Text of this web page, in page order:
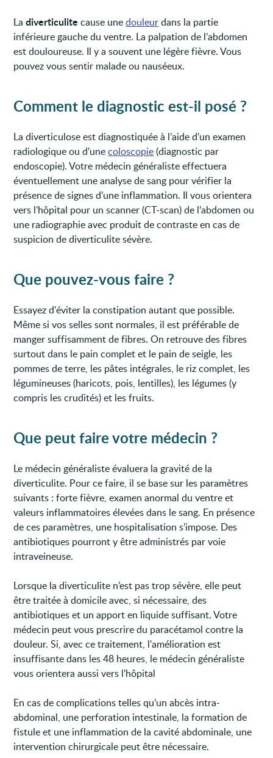
Ladiverticulite cause unedouleurdans la partie
inférieure gauche du ventre. La palpation de l’abdomen
est douloureuse. Il y a souvent une légère fièvre. Vous
pouvez vous sentir malade ou nauséeux.
Comment le diagnostic est-il posé ?
La diverticulose est diagnostiquée à l’aide d'un examen
radiologique ou d'unecoloscopie(diagnostic par
endoscopie). Votre médecin généraliste effectuera
éventuellement une analyse de sang pour vérifier la
présence de signes d'une inflammation. Il vous orientera
vers l’hôpital pour un scanner (CT-scan) de l’abdomen ou
une radiographie avec produit de contraste en cas de
suspicion de diverticulite sévère.
Que pouvez-vous faire ?
Essayez d'éviter la constipation autant que possible.
Même si vos selles sont normales, il est préférable de
manger suffisamment de fibres. On retrouve des fibres
surtout dans le pain complet et le pain de seigle, les
pommes de terre, les pâtes intégrales, le riz complet, les
légumineuses (haricots, pois, lentilles), les légumes (y
compris les crudités) et les fruits.
Que peut faire votre médecin ?
Le médecin généraliste évaluera la gravité de la
diverticulite. Pour ce faire, il se base sur les paramètres
suivants : forte fièvre, examen anormal du ventre et
valeurs inflammatoires élevées dans le sang. En présence
de ces paramètres, une hospitalisation s’impose. Des
antibiotiques pourront y être administrés par voie
intraveineuse.
Lorsque la diverticulite n’est pas trop sévère, elle peut
être traitée à domicile avec, si nécessaire, des
antibiotiques et un apport en liquide suffisant. Votre
médecin peut vous prescrire du paracétamol contre la
douleur. Si, avec ce traitement, l'amélioration est
insuffisante dans les 48 heures, le médecin généraliste
vous orientera aussi vers l'hôpital
En cas de complications telles qu’un abcès intra-
abdominal, une perforation intestinale, la formation de
fistule et une inflammation de la cavité abdominale, une
intervention chirurgicale peut être nécessaire.